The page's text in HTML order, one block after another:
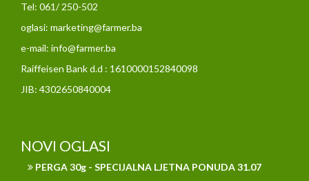
Tel: 061/ 250-502
oglasi: marketing@farmer.ba
e-mail: info@farmer.ba
Raiffeisen Bank d.d : 1610000152840098
JIB: 4302650840004
NOVI OGLASI
PERGA 30g - SPECIJALNA LJETNA PONUDA 31.07